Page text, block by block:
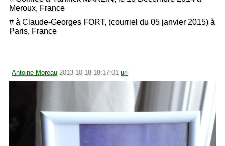
Meroux, France
# à Claude-Georges FORT, (courriel du 05 janvier 2015) à
Paris, France
Antoine Moreau 2013-10-18 18:17:01 url